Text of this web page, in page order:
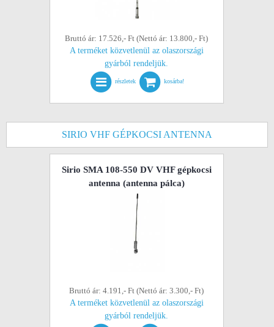
Bruttó ár: 17.526,- Ft (Nettó ár: 13.800,- Ft)
A terméket közvetlenül az olaszországi
gyárból rendeljük.
részletek kosárba!
SIRIO VHF GÉPKOCSI ANTENNA
Sirio SMA 108-550 DV VHF gépkocsi
antenna (antenna pálca)
Bruttó ár: 4.191,- Ft (Nettó ár: 3.300,- Ft)
A terméket közvetlenül az olaszországi
gyárból rendeljük.